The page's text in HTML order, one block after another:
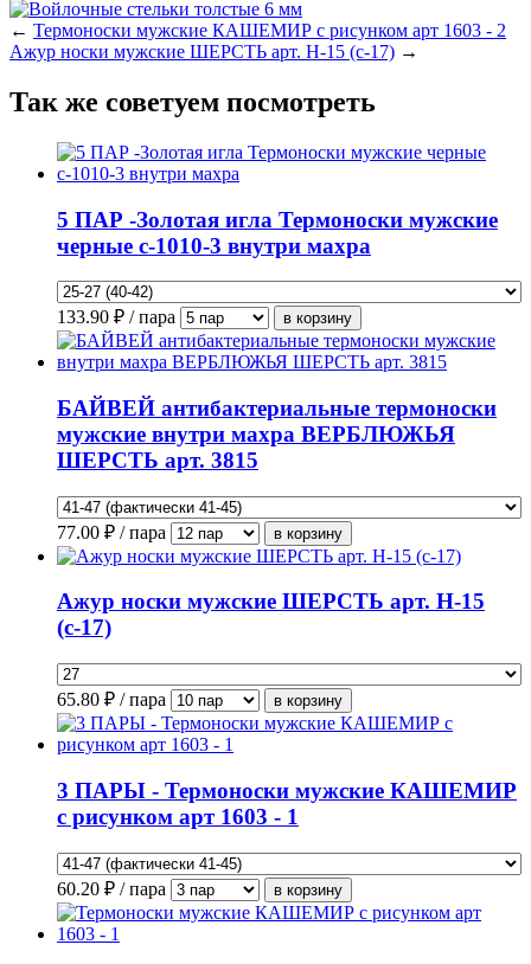
← Термоноски мужские КАШЕМИР с рисунком арт 1603 - 2
Ажур носки мужские ШЕРСТЬ арт. Н-15 (с-17) →
Так же советуем посмотреть
5 ПАР -Золотая игла Термоноски мужские
черные с-1010-3 внутри махра
133.90 ₽ / пара
БАЙВЕЙ антибактериальные термоноски
мужские внутри махра ВЕРБЛЮЖЬЯ
ШЕРСТЬ арт. 3815
77.00 ₽ / пара
Ажур носки мужские ШЕРСТЬ арт. Н-15
(с-17)
65.80 ₽ / пара
3 ПАРЫ - Термоноски мужские КАШЕМИР
с рисунком арт 1603 - 1
60.20 ₽ / пара